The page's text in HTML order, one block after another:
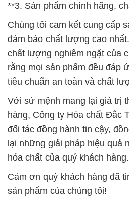
**3. Sản phẩm chính hãng,
Chúng tôi cam kết cung cấp
đảm bảo chất lượng cao
chất lượng nghiêm ngặt của
rằng mọi sản phẩm đều đáp
tiêu chuẩn an toàn và chất
Với sứ mệnh mang lại giá trị
hàng, Công ty Hóa chất Đắc
đối tác đồng hành tin cậy,
lại những giải pháp hiệu quả
hóa chất của quý khách hàng.
Cảm ơn quý khách hàng đã
sản phẩm của chúng tôi!